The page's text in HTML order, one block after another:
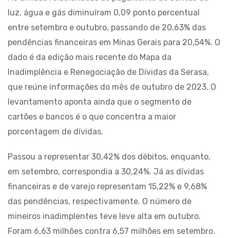
luz, água e gás diminuíram 0,09 ponto percentual
entre setembro e outubro, passando de 20,63% das
pendências financeiras em Minas Gerais para 20,54%. O
dado é da edição mais recente do Mapa da
Inadimplência e Renegociação de Dívidas da Serasa,
que reúne informações do mês de outubro de 2023. O
levantamento aponta ainda que o segmento de
cartões e bancos é o que concentra a maior
porcentagem de dívidas.
Passou a representar 30,42% dos débitos, enquanto,
em setembro, correspondia a 30,24%. Já as dívidas
financeiras e de varejo representam 15,22% e 9,68%
das pendências, respectivamente. O número de
mineiros inadimplentes teve leve alta em outubro.
Foram 6,63 milhões contra 6,57 milhões em setembro.